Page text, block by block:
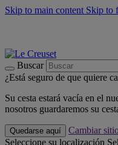
Skip to main content Skip to
Buscar
¿Está seguro de que quiere
Su cesta estará vacía en el
nosotros guardaremos su
Quedarse aquí
Cambiar
Seleccione su localización